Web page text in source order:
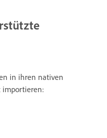
in ihren nativen
importieren: